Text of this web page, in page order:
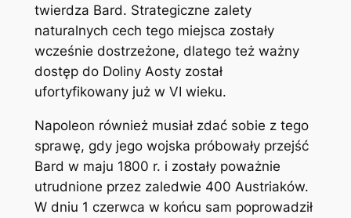
twierdza Bard. Strategiczne zalety
naturalnych cech tego miejsca zostały
wcześnie dostrzeżone, dlatego też ważny
dostęp do Doliny Aosty został
ufortyfikowany już w VI wieku.
Napoleon również musiał zdać sobie z tego
sprawę, gdy jego wojska próbowały przejść
Bard w maju 1800 r. i zostały poważnie
utrudnione przez zaledwie 400 Austriaków.
W dniu 1 czerwca w końcu sam poprowadził